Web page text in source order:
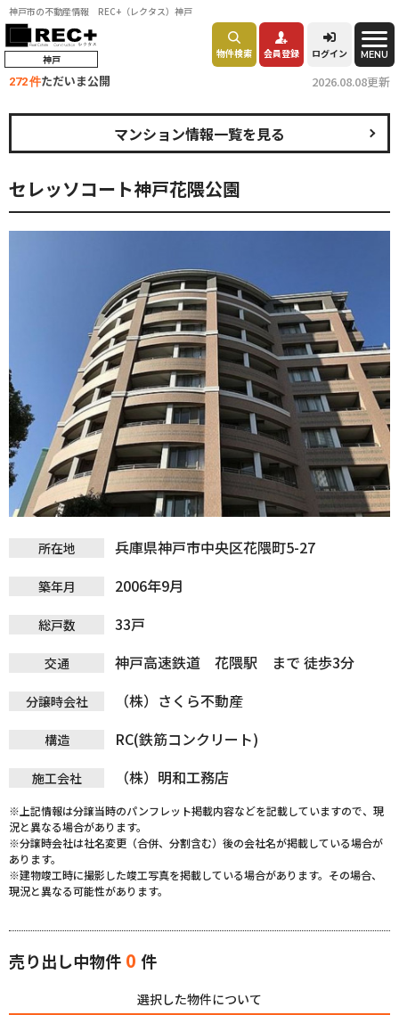
神戸市の不動産情報 REC+（レクタス）神戸
神戸 物件検索 会員登録 ログイン MENU
272 件ただいま公開 2026.08.08更新
セレッソコート神戸花隈公園
マンション情報一覧を見る
所在地 兵庫県神戸市中央区花隈町5-27
築年月 2006年9月
総戸数 33戸
交通 神戸高速鉄道 花隈駅 まで 徒歩3分
分譲時会社 （株）さくら不動産
構造 RC(鉄筋コンクリート)
施工会社 （株）明和工務店
※上記情報は分譲当時のパンフレット掲載内容などを記載していますので、現
況と異なる場合があります。
※分譲時会社は社名変更（合併、分割含む）後の会社名が掲載している場合が
あります。
※建物竣工時に撮影した竣工写真を掲載している場合があります。その場合、
現況と異なる可能性があります。
売り出し中物件 0 件
選択した物件について